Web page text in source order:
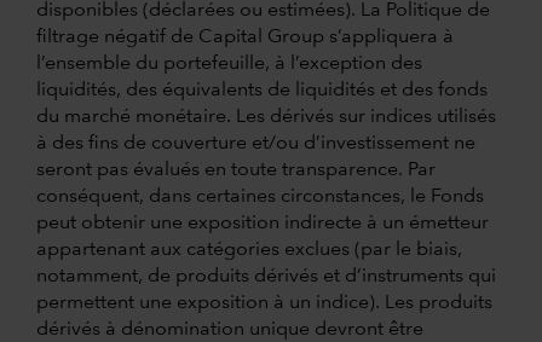
disponibles (déclarées ou estimées). La Politique de
filtrage négatif de Capital Group s’appliquera à
l’ensemble du portefeuille, à l’exception des
liquidités, des équivalents de liquidités et des fonds
du marché monétaire. Les dérivés sur indices utilisés
à des fins de couverture et/ou d’investissement ne
seront pas évalués en toute transparence. Par
conséquent, dans certaines circonstances, le Fonds
peut obtenir une exposition indirecte à un émetteur
appartenant aux catégories exclues (par le biais,
notamment, de produits dérivés et d’instruments qui
permettent une exposition à un indice). Les produits
dérivés à dénomination unique devront être